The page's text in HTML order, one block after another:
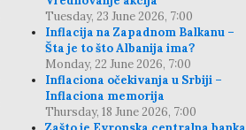
Tuesday, 23 June 2026, 7:00
Inflacija na Zapadnom Balkanu –
Šta je to što Albanija ima?
Monday, 22 June 2026, 7:00
Inflaciona očekivanja u Srbiji –
Inflaciona memorija
Thursday, 18 June 2026, 7:00